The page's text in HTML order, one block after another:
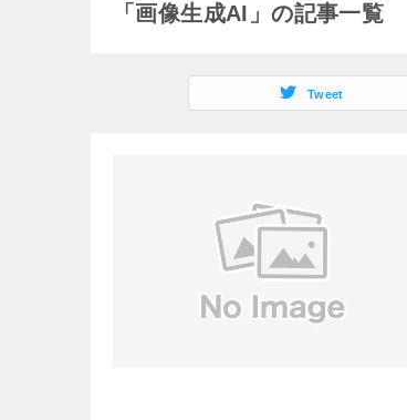
「画像生成AI」の記事一覧
Tweet